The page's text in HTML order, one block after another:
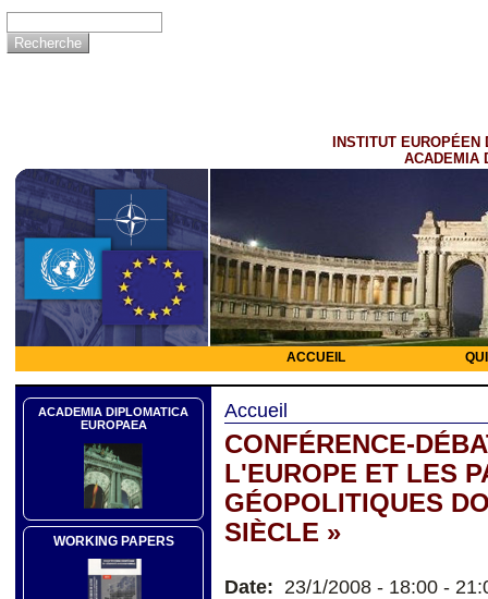
INSTITUT EUROPÉEN
ACADEMIA
ACCUEIL
ACADEMIA DIPLOMATICA
EUROPAEA
WORKING PAPERS
Accueil
CONFÉRENCE-
L'EUROPE ET LES
GÉOPOLITIQUES
SIÈCLE »
Date: 23/1/2008 - 18:00 -